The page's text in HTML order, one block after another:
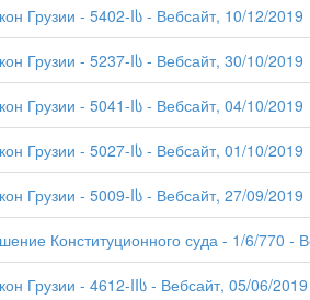
Грузии - 5402-Iს - Вебсайт, 10/12/2019
Грузии - 5237-Iს - Вебсайт, 30/10/2019
Грузии - 5041-Iს - Вебсайт, 04/10/2019
Грузии - 5027-Iს - Вебсайт, 01/10/2019
Грузии - 5009-Iს - Вебсайт, 27/09/2019
Конституционного суда - 1/6/770 -
Грузии - 4612-IIს - Вебсайт, 05/06/2019